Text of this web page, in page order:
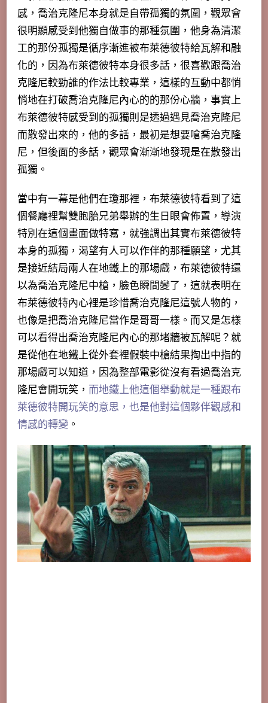
感，喬治克隆尼本身就是自帶孤獨的氛圍，觀眾會
很明顯感受到他獨自做事的那種氛圍， 他身為清潔
工的那份孤獨是循序漸進被布萊德彼特給瓦解和融
化的，因為布萊德彼特本身很多話，很喜歡跟喬治
克隆尼較勁誰的作法比較專業，這樣的互動中都悄
悄地在打破喬治克隆尼內心的的那份心牆，事實上
布萊德彼特感受到的孤獨則是透過遇見喬治克隆尼
而散發出來的，他的多話，最初是想要嗆喬治克隆
尼，但後面的多話，觀眾會漸漸地發現是在散發出
孤獨。
當中有一幕是他們在瓊那裡，布萊德彼特看到了這
個餐廳裡幫雙胞胎兄弟舉辦的生日眼會佈置，導演
特別在這個畫面做特寫，就強調出其實布萊德彼特
本身的孤獨，渴望有人可以作伴的那種願望，尤其
是接近結局兩人在地鐵上的那場戲，布萊德彼特還
以為喬治克隆尼中槍，臉色瞬間變了，這就表明在
布萊德彼特內心裡是珍惜喬治克隆尼這號人物的，
也像是把喬治克隆尼當作是哥哥一樣。而又是怎樣
可以看得出喬治克隆尼內心的那堵牆被瓦解呢？就
是從他在地鐵上從外套裡假裝中槍結果掏出中指的
那場戲可以知道，因為整部電影從沒有看過喬治克
隆尼會開玩笑， 而地鐵上他這個舉動就是一種跟布
萊德彼特開玩笑的意思，也是他對這個夥伴觀感和
情感的轉變 。